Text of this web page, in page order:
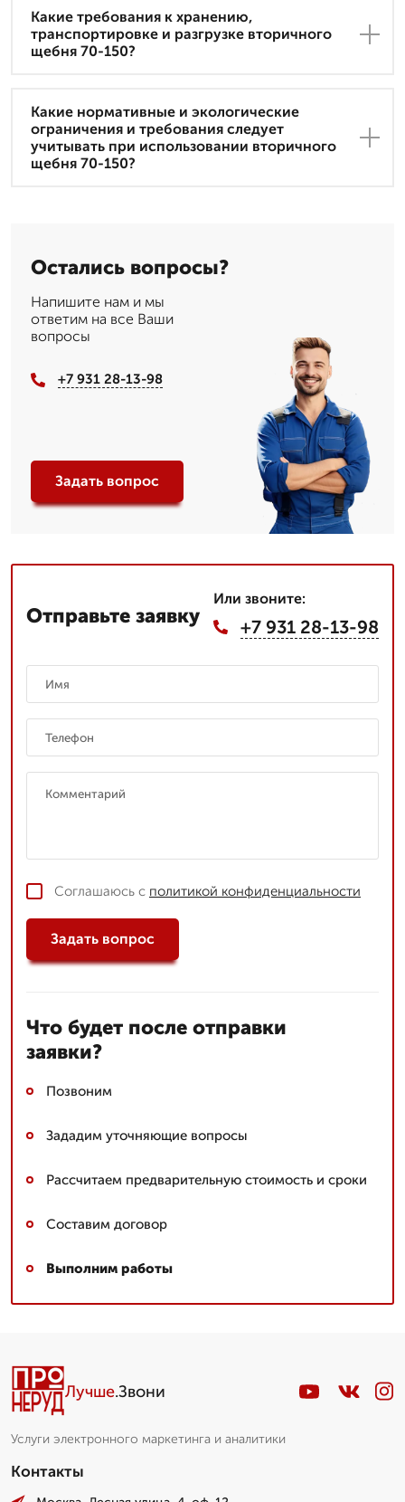
Какие требования к хранению,
транспортировке и разгрузке вторичного
щебня 70-150?
Какие нормативные и экологические
ограничения и требования следует
учитывать при использовании вторичного
щебня 70-150?
Остались вопросы?
Напишите нам и мы
ответим на все Ваши
вопросы
+7 931 28-13-98
Задать вопрос
Отправьте заявку
Или звоните:
+7 931 28-13-98
Соглашаюсь с политикой конфиденциальности
Задать вопрос
Что будет после отправки
заявки?
Позвоним
Зададим уточняющие вопросы
Рассчитаем предварительную стоимость и сроки
Составим договор
Выполним работы
Лучше.Звони
Услуги электронного маркетинга и аналитики
Контакты